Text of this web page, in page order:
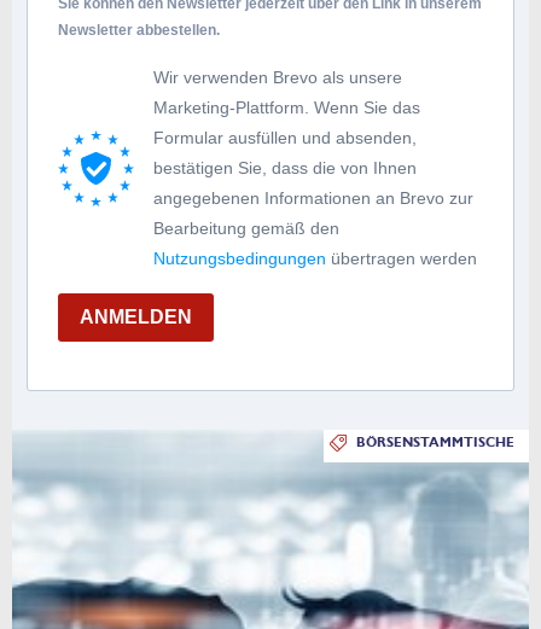
Newsletter abbestellen.
Wir verwenden Brevo als unsere
Marketing-Plattform. Wenn Sie das
Formular ausfüllen und absenden,
bestätigen Sie, dass die von Ihnen
angegebenen Informationen an Brevo zur
Bearbeitung gemäß den
Nutzungsbedingungen übertragen werden
ANMELDEN
BÖRSENSTAMMTISCHE